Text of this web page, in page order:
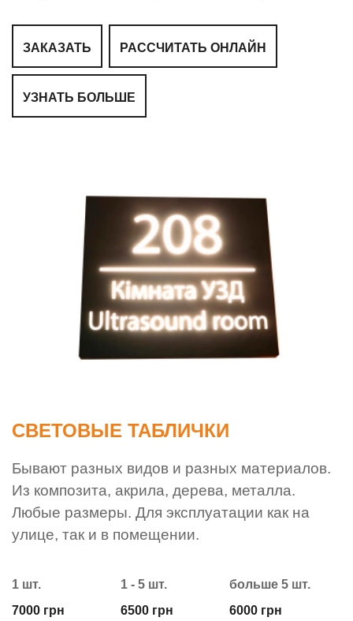
ЗАКАЗАТЬ РАССЧИТАТЬ ОНЛАЙН
УЗНАТЬ БОЛЬШЕ
СВЕТОВЫЕ ТАБЛИЧКИ
Бывают разных видов и разных материалов.
Из композита, акрила, дерева, металла.
Любые размеры. Для эксплуатации как на
улице, так и в помещении.
1 шт.
7000 грн
1 - 5 шт.
6500 грн
больше 5 шт.
6000 грн